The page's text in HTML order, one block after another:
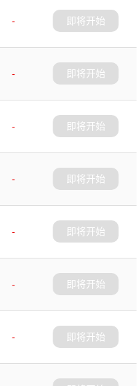
-
即将开始
-
即将开始
-
即将开始
-
即将开始
-
即将开始
-
即将开始
-
即将开始